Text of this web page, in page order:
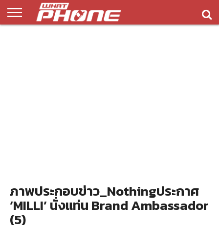
ภาพประกอบข่าว_Nothingประกาศ
‘MILLI’ นั่งแท่น Brand Ambassador
(5)